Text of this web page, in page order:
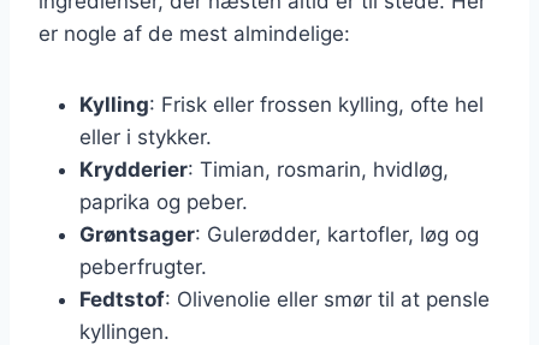
er nogle af de mest almindelige:
Kylling: Frisk eller frossen kylling, ofte hel
eller i stykker.
Krydderier: Timian, rosmarin, hvidløg,
paprika og peber.
Grøntsager: Gulerødder, kartofler, løg og
peberfrugter.
Fedtstof: Olivenolie eller smør til at pensle
kyllingen.